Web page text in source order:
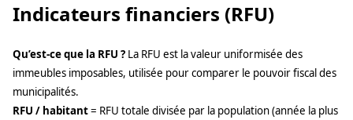
Indicateurs financiers (RFU)
Qu’est-ce que la RFU ? La RFU est la valeur uniformisée des
immeubles imposables, utilisée pour comparer le pouvoir fiscal des
municipalités.
RFU / habitant= RFU totale divisée par la population (année la plus